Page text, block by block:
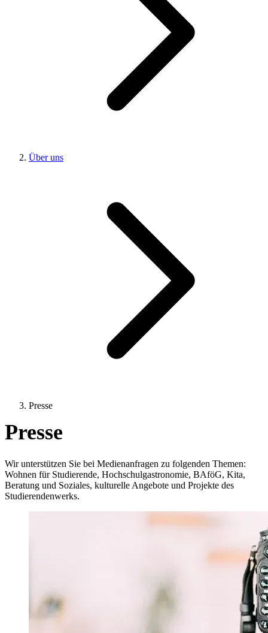
Über uns
Presse
Presse
Wir unterstützen Sie bei Medienanfragen zu folgenden Themen:
Wohnen für Studierende, Hochschulgastronomie, BAföG, Kita,
Beratung und Soziales, kulturelle Angebote und Projekte des
Studierendenwerks.